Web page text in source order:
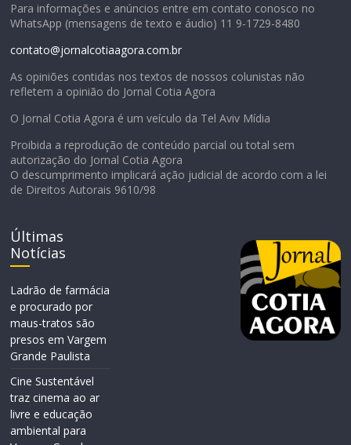
Para informações e anúncios entre em contato conosco no
WhatsApp (mensagens de texto e áudio) 11 9-1729-8480
contato@jornalcotiaagora.com.br
As opiniões contidas nos textos de nossos colunistas não
refletem a opinião do Jornal Cotia Agora
O Jornal Cotia Agora é um veículo da Tel Aviv Mídia
Proibida a reprodução de conteúdo parcial ou total sem
autorização do Jornal Cotia Agora
O descumprimento implicará ação judicial de acordo com a lei
de Direitos Autorais 9610/98
Últimas
Notícias
Ladrão de farmácia
e procurado por
maus-tratos são
presos em Vargem
Grande Paulista
Cine Sustentável
traz cinema ao ar
livre e educação
ambiental para